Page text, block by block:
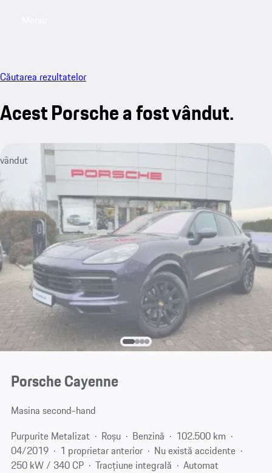
Căutarea rezultatelor
Acest Porsche a fost vândut.
vândut
Porsche Cayenne
Masina second-hand
Purpurite Metalizat
Roșu Benzină
102.500 km
04/2019
1 proprietar anterior
Nu există accidente
250 kW / 340 CP
Tracțiune integrală
Automat